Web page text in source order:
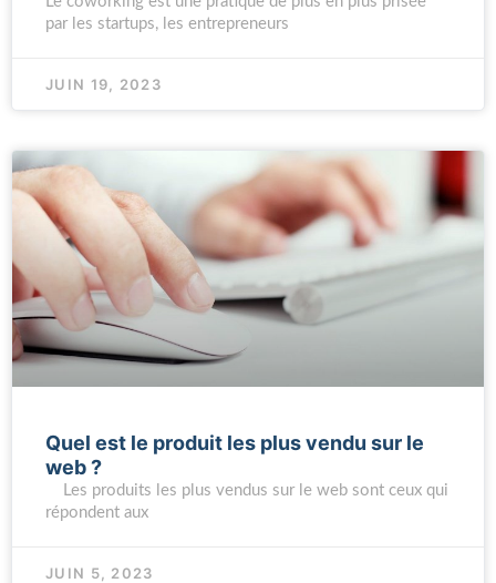
par les startups, les entrepreneurs
JUIN 19, 2023
Quel est le produit les plus vendu sur le
web ?
Les produits les plus vendus sur le web sont ceux qui
répondent aux
JUIN 5, 2023